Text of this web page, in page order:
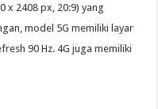
x 2408 px, 20:9) yang
model 5G memiliki layar
90 Hz. 4G juga memiliki